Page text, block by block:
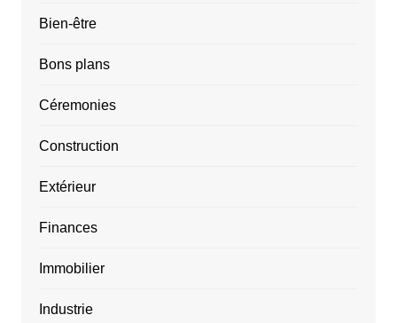
Bien-être
Bons plans
Céremonies
Construction
Extérieur
Finances
Immobilier
Industrie